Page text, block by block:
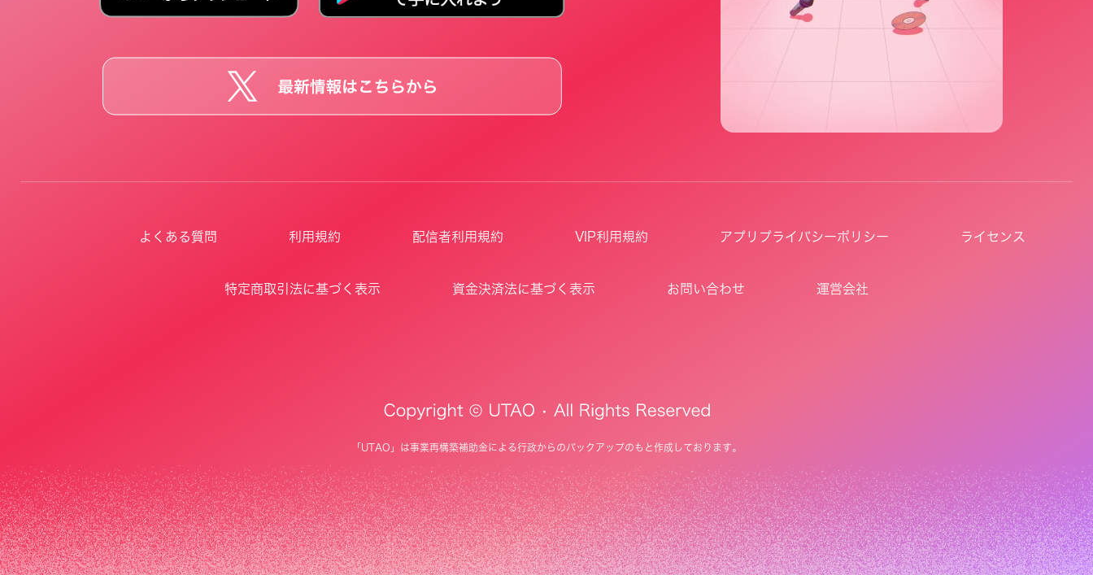
よくある質問 利用規約 配信者利用規約 VIP利用規約 アプリプライバシーポリシー ライセンス
特定商取引法に基づく表示 資金決済法に基づく表示 お問い合わせ 運営会社
「UTAO」は事業再構築補助金による行政からのバックアップのもと作成しております。